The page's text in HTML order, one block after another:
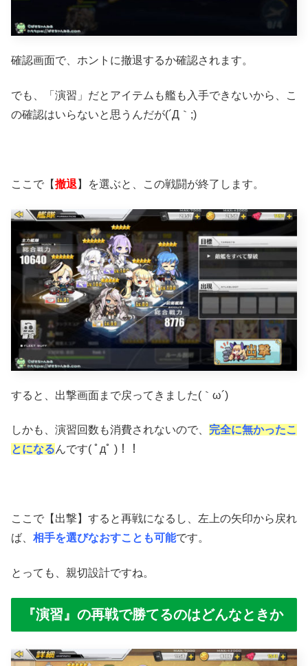
確認画面で、ホントに撤退するか確認されます。
でも、「演習」だとアイテムも艦も入手できないから、こ
の確認はいらないと思うんだが(´Д｀;)
ここで【撤退 】を選ぶと、この戦闘が終了します。
すると、出撃画面まで戻ってきました(｀ω´)
しかも、演習回数も消費されないので、 完全に無かったこ
とになるんです( ﾟдﾟ )！！
ここで【出撃】すると再戦になるし、左上の矢印から戻れ
ば、 相手を選びなおすことも可能です。
とっても、親切設計ですね。
『演習』の再戦で勝てるのはどんなときか